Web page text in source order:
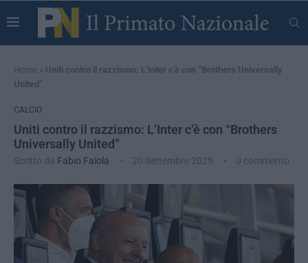
Home » Uniti contro il razzismo: L’Inter c’è con “Brothers Universally
United”
CALCIO
Uniti contro il razzismo: L’Inter c’è con “Brothers
Universally United”
Scritto da Fabio Faiola 20 Settembre 2025 0 commento